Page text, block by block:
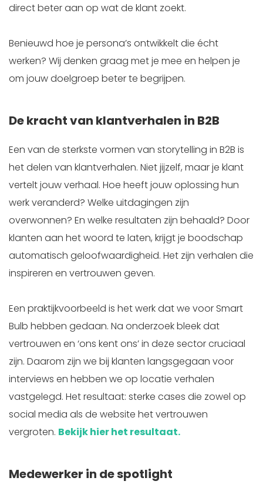
direct beter aan op wat de klant zoekt.
Benieuwd hoe je persona’s ontwikkelt die écht
werken? Wij denken graag met je mee en helpen je
om jouw doelgroep beter te begrijpen.
De kracht van klantverhalen in B2B
Een van de sterkste vormen van storytelling in B2B is
het delen van klantverhalen. Niet jijzelf, maar je klant
vertelt jouw verhaal. Hoe heeft jouw oplossing hun
werk veranderd? Welke uitdagingen zijn
overwonnen? En welke resultaten zijn behaald? Door
klanten aan het woord te laten, krijgt je boodschap
automatisch geloofwaardigheid. Het zijn verhalen die
inspireren en vertrouwen geven.
Een praktijkvoorbeeld is het werk dat we voor Smart
Bulb hebben gedaan. Na onderzoek bleek dat
vertrouwen en ‘ons kent ons’ in deze sector cruciaal
zijn. Daarom zijn we bij klanten langsgegaan voor
interviews en hebben we op locatie verhalen
vastgelegd. Het resultaat: sterke cases die zowel op
social media als de website het vertrouwen
vergroten. Bekijk hier het resultaat.
Medewerker in de spotlight